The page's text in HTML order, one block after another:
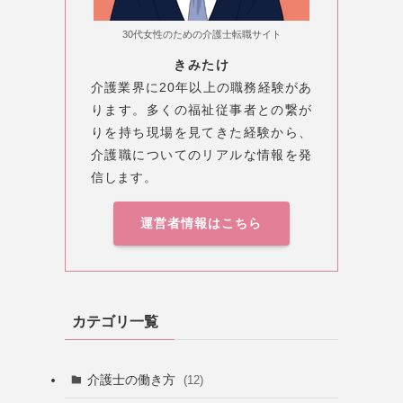
30代女性のための介護士転職サイト
きみたけ
介護業界に20年以上の職務経験があ
ります。多くの福祉従事者との繋が
りを持ち現場を見てきた経験から、
介護職についてのリアルな情報を発
信します。
運営者情報はこちら
カテゴリ一覧
介護士の働き方 (12)